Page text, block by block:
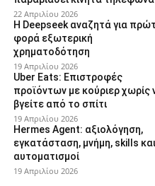
22 Απριλίου 2026
Η Deepseek αναζητά για
φορά εξωτερική
χρηματοδότηση
19 Απριλίου 2026
Uber Eats: Επιστροφές
προϊόντων με κούριερ χωρίς
βγείτε από το σπίτι
19 Απριλίου 2026
Hermes Agent: αξιολόγηση,
εγκατάσταση, μνήμη, skills και
αυτοματισμοί
19 Απριλίου 2026